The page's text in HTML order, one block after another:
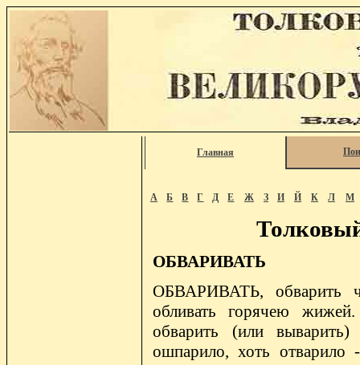
Главная
А Б В Г Д Е Ж З И Й К Л М
ОБВАРИВАТЬ
ОБВАРИВАТЬ, обварить
обливать горячею
обварить (или
ошпарило, хоть